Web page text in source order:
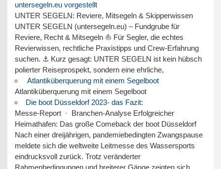
untersegeln.eu vorgestellt
UNTER SEGELN: Reviere, Mitsegeln & Skipperwissen
UNTER SEGELN (untersegeln.eu) – Fundgrube für
Reviere, Recht & Mitsegeln ⛵ Für Segler, die echtes
Revierwissen, rechtliche Praxistipps und Crew-Erfahrung
suchen. ⚓ Kurz gesagt: UNTER SEGELN ist kein hübsch
polierter Reiseprospekt, sondern eine ehrliche,
Atlantiküberquerung mit einem Segelboot
Atlantiküberquerung mit einem Segelboot
Die boot Düsseldorf 2023- das Fazit:
Messe-Report · Branchen-Analyse Erfolgreicher
Heimathafen: Das große Comeback der boot Düsseldorf
Nach einer dreijährigen, pandemiebedingten Zwangspause
meldete sich die weltweite Leitmesse des Wassersports
eindrucksvoll zurück. Trotz veränderter